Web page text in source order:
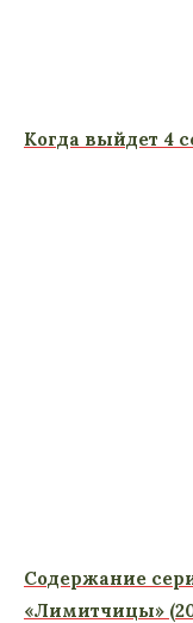
Когда выйдет 4
Содержание
«Лимитчицы»